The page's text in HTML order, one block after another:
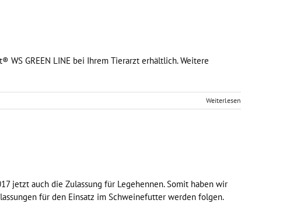
GREEN LINE bei Ihrem Tierarzt erhältlich. Weitere
Weiterlesen
jetzt auch die Zulassung für Legehennen. Somit haben wir
für den Einsatz im Schweinefutter werden folgen.